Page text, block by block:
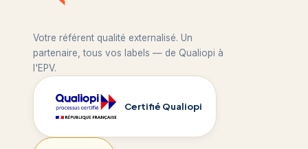
Votre référent qualité externalisé. Un
partenaire, tous vos labels — de Qualiopi à
l'EPV.
Certifié Qualiopi